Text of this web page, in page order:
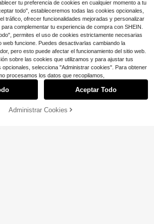
¡32% DE DESCUENTO!
tu preferencia de cookies en cualquier momento a tu
todo", estableceremos todas las cookies opcionales,
tráfico, ofrecer funcionalidades mejoradas y personalizar
complementar tu experiencia de compra con SHEIN.
permites el uso de cookies estrictamente necesarias
web funcione. Puedes desactivarlas cambiando la
pero esto puede afectar el funcionamiento del sitio web.
sobre las cookies que utilizamos y para ajustar tus
selecciona "Administrar cookies". Para obtener
procesamos los datos que recopilamos,
Aceptar Todo
Administrar Cookies